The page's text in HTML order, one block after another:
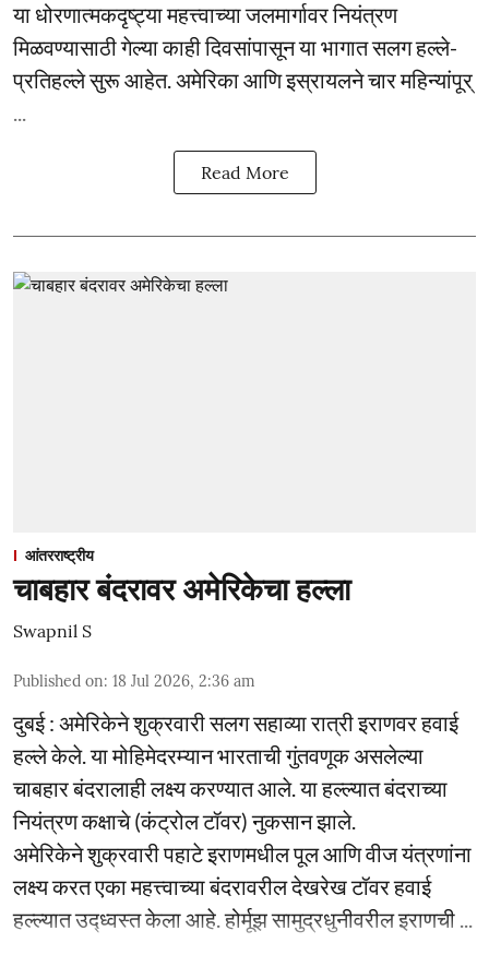
या धोरणात्मकदृष्ट्या महत्त्वाच्या जलमार्गावर नियंत्रण
मिळवण्यासाठी गेल्या काही दिवसांपासून या भागात सलग हल्ले-
प्रतिहल्ले सुरू आहेत. अमेरिका आणि इस्रायलने चार महिन्यांपूर्
...
Read More
आंतरराष्ट्रीय
चाबहार बंदरावर अमेरिकेचा हल्ला
Swapnil S
Published on: 18 Jul 2026, 2:36 am
दुबई : अमेरिकेने शुक्रवारी सलग सहाव्या रात्री इराणवर हवाई
हल्ले केले. या मोहिमेदरम्यान भारताची गुंतवणूक असलेल्या
चाबहार बंदरालाही लक्ष्य करण्यात आले. या हल्ल्यात बंदराच्या
नियंत्रण कक्षाचे (कंट्रोल टॉवर) नुकसान झाले.
अमेरिकेने शुक्रवारी पहाटे इराणमधील पूल आणि वीज यंत्रणांना
लक्ष्य करत एका महत्त्वाच्या बंदरावरील देखरेख टॉवर हवाई
हल्ल्यात उद्ध्वस्त केला आहे. होर्मूझ सामुद्रधुनीवरील इराणची ...